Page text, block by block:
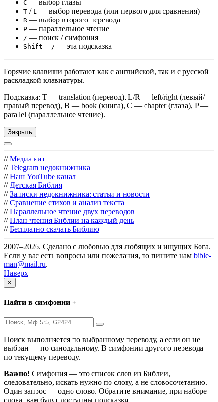
C — выбор главы
T / L — выбор перевода (или первого для сравнения)
R — выбор второго перевода
P — параллельное чтение
/ — поиск / симфония
Shift + / — эта подсказка
Горячие клавиши работают как с английской, так и с русской
раскладкой клавиатуры.
Подсказка: T — translation (перевод), L/R — left/right (левый/
правый перевод), B — book (книга), C — chapter (глава), P —
parallel (параллельное чтение).
Закрыть
// Медиа кит
// Telegram недокнижника
// Наш YouTube канал
// Детская Библия
// Записки недокнижника: статьи и новости
// Сравнение стихов и анализ текста
// Параллельное чтение двух переводов
// План чтения Библии на каждый день
// Бесплатно скачать Библию
2007–2026. Сделано с любовью для любящих и ищущих Бога.
Если у вас есть вопросы или пожелания, то пишите нам bible-
man@mail.ru.
Наверх
×
Найти в симфонии +
Поиск выполняется по выбранному переводу, а если он не
выбран — по синодальному. В симфонии другого перевода —
по текущему переводу.
Важно! Симфония — это список слов из Библии,
следовательно, искать нужно по слову, а не словосочетанию.
Один запрос — одно слово. Обратите внимание, при наборе
слова, вам будут доступны подсказки.